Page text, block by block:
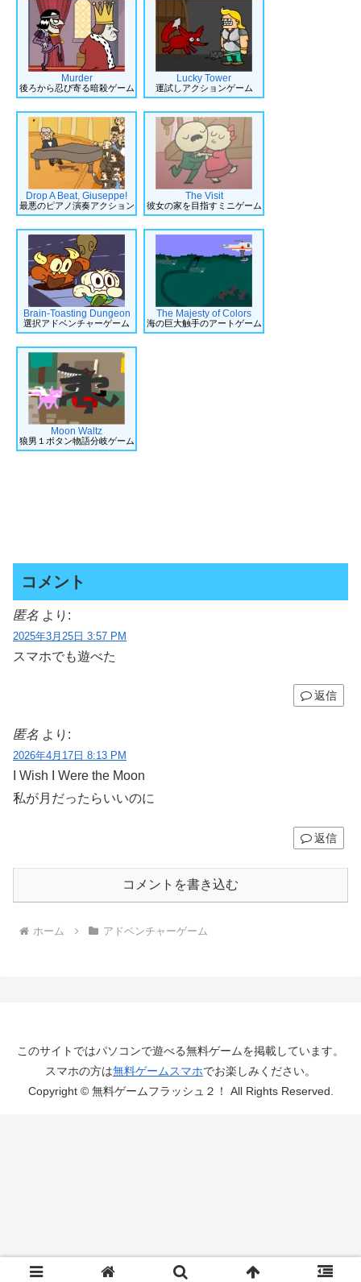
Murder
後ろから忍び寄る暗殺ゲーム
Lucky Tower
運試しアクションゲーム
Drop A Beat, Giuseppe!
最悪のピアノ演奏アクション
The Visit
彼女の家を目指すミニゲーム
Brain-Toasting Dungeon
選択アドベンチャーゲーム
The Majesty of Colors
海の巨大触手のアートゲーム
Moon Waltz
狼男１ボタン物語分岐ゲーム
コメント
匿名 より:
2025年3月25日 3:57 PM
スマホでも遊べた
返信
匿名 より:
2026年4月17日 8:13 PM
I Wish I Were the Moon
私が月だったらいいのに
返信
コメントを書き込む
ホーム アドベンチャーゲーム
このサイトではパソコンで遊べる無料ゲームを掲載しています。
スマホの方は無料ゲームスマホでお楽しみください。
Copyright © 無料ゲームフラッシュ２！ All Rights Reserved.